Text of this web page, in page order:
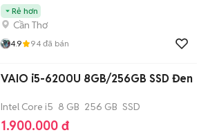
Rẻ hơn
Cần Thơ
4.9 94 đã bán
VAIO i5-6200U 8GB/256GB SSD Đen
Intel Core i5 8 GB 256 GB SSD
1.900.000 đ